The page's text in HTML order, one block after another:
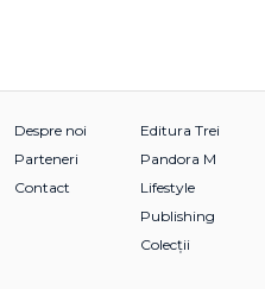
Despre noi
Parteneri
Contact
Editura Trei
Pandora M
Lifestyle
Publishing
Colecții